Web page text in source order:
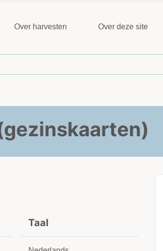
Over harvesten Over deze site
Taal